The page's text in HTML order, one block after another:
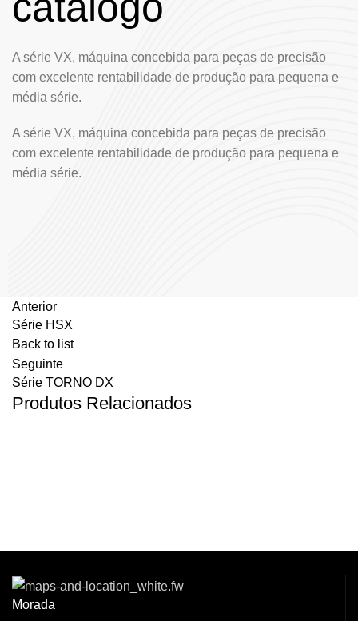
A série VX, máquina concebida para peças de precisão
com excelente rentabilidade de produção para pequena e
média série.
A série VX, máquina concebida para peças de precisão
com excelente rentabilidade de produção para pequena e
média série.
Anterior
Série HSX
Back to list
Seguinte
Série TORNO DX
Produtos Relacionados
Morada